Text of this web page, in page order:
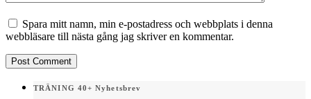
Spara mitt namn, min e-postadress och webbplats i denna
webbläsare till nästa gång jag skriver en kommentar.
TRÄNING 40+ Nyhetsbrev